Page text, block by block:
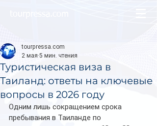
Туристическая виза в
Таиланд: ответы на ключевые
вопросы в 2026 году
tourpressa.com
2 мая 5 мин. чтения
Одним лишь сокращением срока
пребывания в Таиланде по